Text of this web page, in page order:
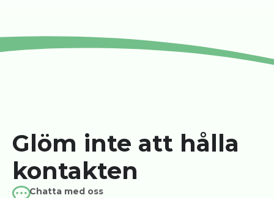
Glöm inte att hålla
kontakten
Chatta med oss